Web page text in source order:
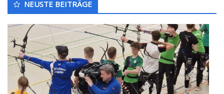
Seitenleiste
NEUSTE BEITRÄGE